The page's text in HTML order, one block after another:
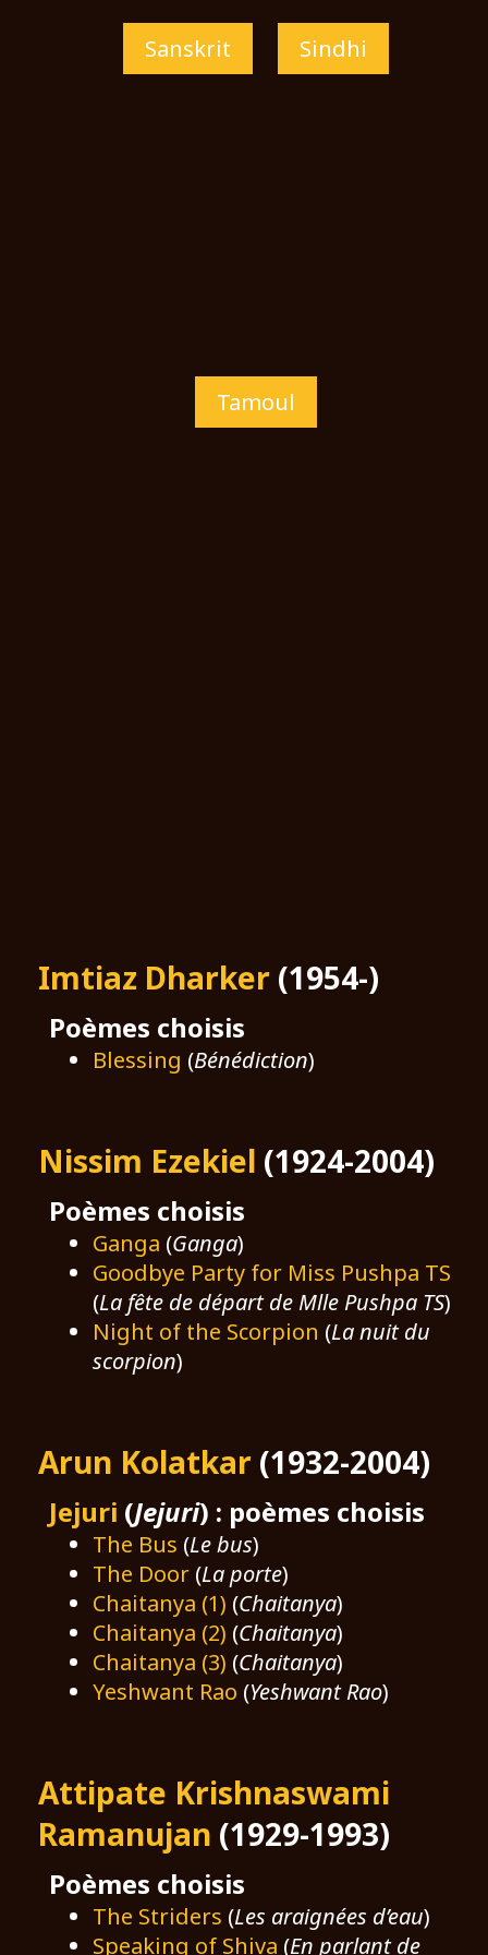
Sanskrit Sindhi
Tamoul
Imtiaz Dharker(1954-)
Poèmes choisis
Blessing (Bénédiction)
Nissim Ezekiel (1924-2004)
Poèmes choisis
Ganga (Ganga)
Goodbye Party for Miss Pushpa TS
(La fête de départ de Mlle Pushpa TS)
Night of the Scorpion (La nuit du
scorpion)
Arun Kolatkar(1932-2004)
Jejuri (Jejuri) : poèmes choisis
The Bus (Le bus)
The Door(La porte)
Chaitanya (1) (Chaitanya)
Chaitanya (2) (Chaitanya)
Chaitanya (3) (Chaitanya)
Yeshwant Rao (Yeshwant Rao)
Attipate Krishnaswami
Ramanujan (1929-1993)
Poèmes choisis
The Striders (Les araignées d’eau)
Speaking of Shiva (En parlant de